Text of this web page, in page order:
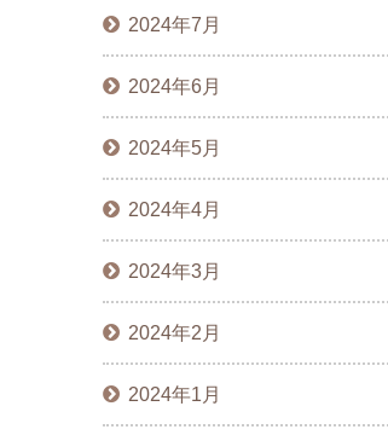
2024年7月
2024年6月
2024年5月
2024年4月
2024年3月
2024年2月
2024年1月